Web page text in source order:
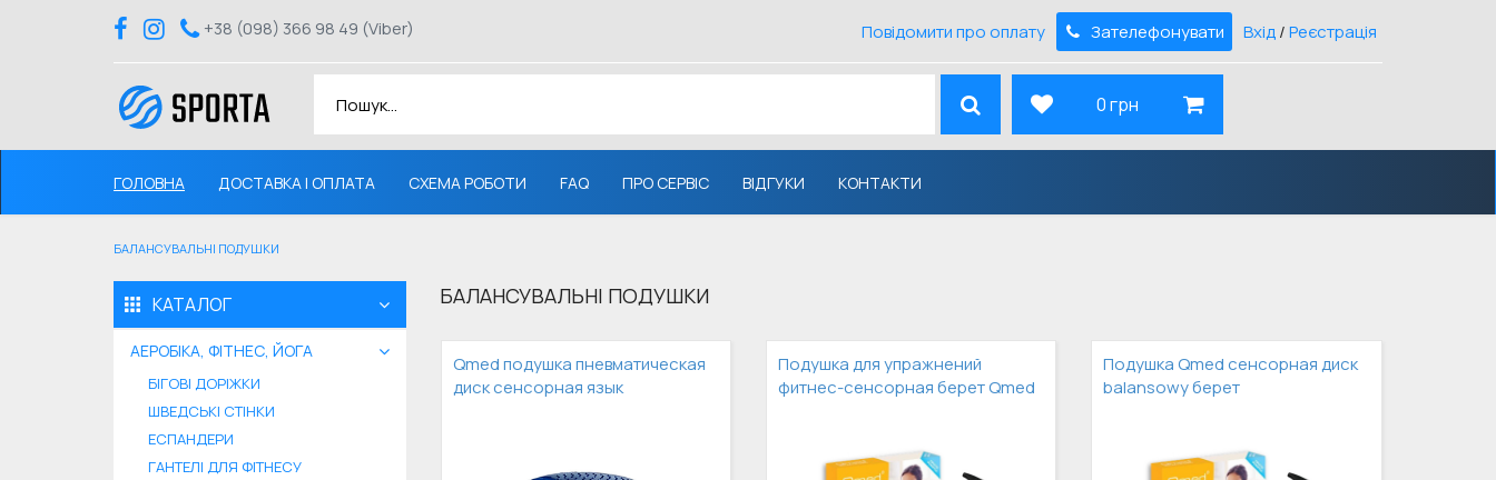
+38 (098) 366 98 49 (Viber) Повідомити про оплату Зателефонувати Вхід/Реєстрація
0 грн
ГОЛОВНА ДОСТАВКА І ОПЛАТА СХЕМА РОБОТИ FAQ ПРО СЕРВІС ВІДГУКИ КОНТАКТИ
БАЛАНСУВАЛЬНІ ПОДУШКИ
КАТАЛОГ
АЕРОБІКА, ФІТНЕС, ЙОГА
БІГОВІ ДОРІЖКИ
ШВЕДСЬКІ СТІНКИ
ЕСПАНДЕРИ
ГАНТЕЛІ ДЛЯ ФІТНЕСУ
БАЛАНСУВАЛЬНІ ПОДУШКИ
Qmed подушка пневматическая
диск сенсорная язык
Подушка для упражнений
фитнес-сенсорная берет Qmed
Подушка Qmed сенсорная диск
balansowy берет